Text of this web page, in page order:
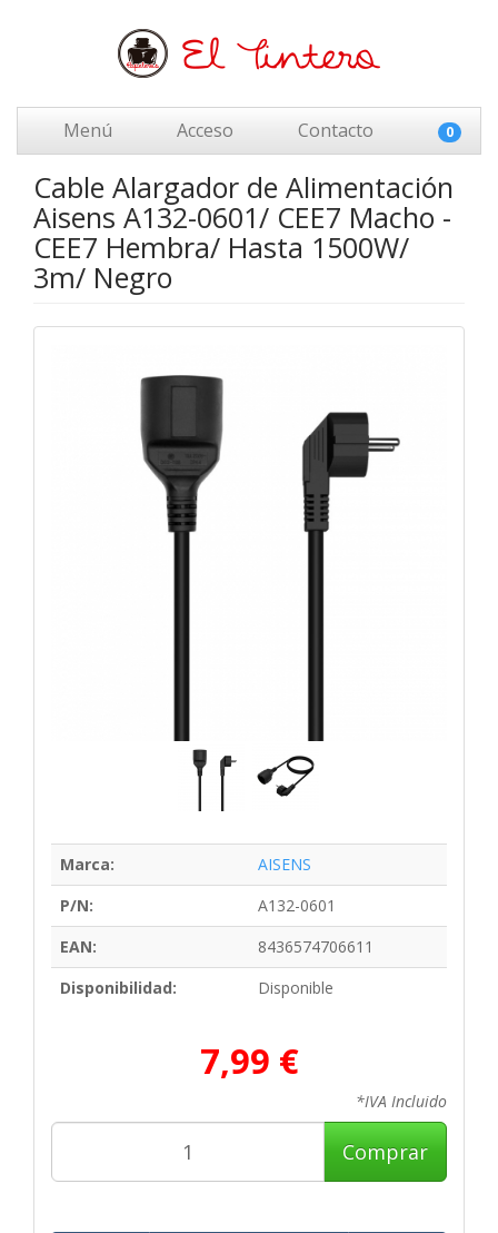
Menú Acceso Contacto 0
Cable Alargador de Alimentación
Aisens A132-0601/ CEE7 Macho -
CEE7 Hembra/ Hasta 1500W/
3m/ Negro
Marca:
AISENS
P/N:
A132-0601
EAN:
8436574706611
Disponibilidad:
Disponible
7,99 €
*IVA Incluido
Comprar